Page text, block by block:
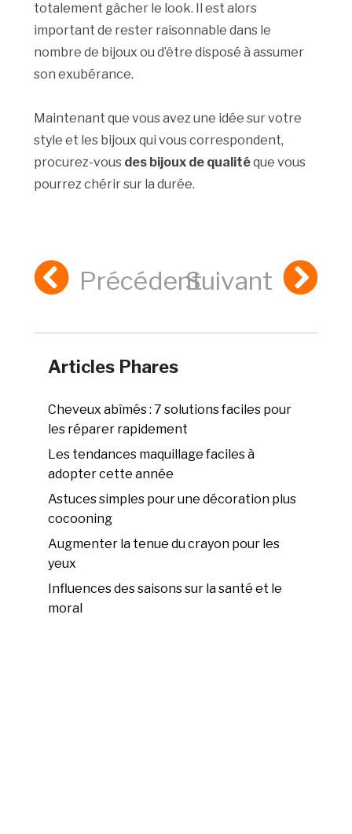
totalement gâcher le look. Il est alors
important de rester raisonnable dans le
nombre de bijoux ou d’être disposé à assumer
son exubérance.
Maintenant que vous avez une idée sur votre
style et les bijoux qui vous correspondent,
procurez-vous des bijoux de qualitéque vous
pourrez chérir sur la durée.
PrécédentSuivant
Articles Phares
Cheveux abîmés : 7 solutions faciles pour
les réparer rapidement
Les tendances maquillage faciles à
adopter cette année
Astuces simples pour une décoration plus
cocooning
Augmenter la tenue du crayon pour les
yeux
Influences des saisons sur la santé et le
moral